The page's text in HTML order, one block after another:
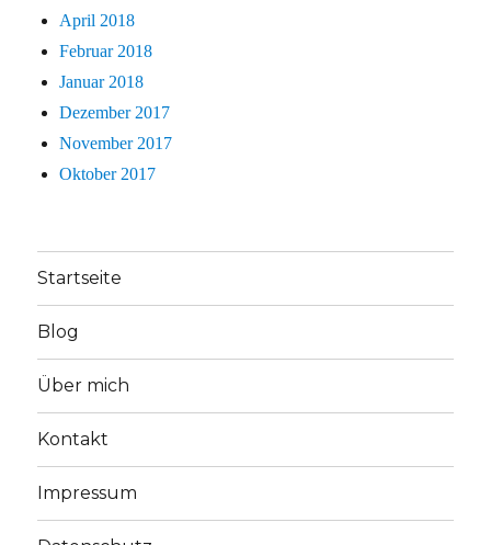
April 2018
Februar 2018
Januar 2018
Dezember 2017
November 2017
Oktober 2017
Startseite
Blog
Über mich
Kontakt
Impressum